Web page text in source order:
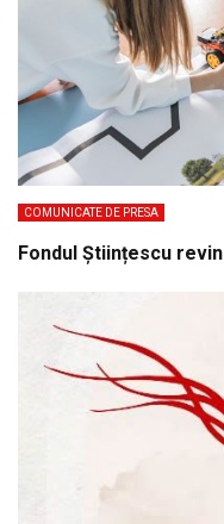
COMUNICATE DE PRESA
Fondul Științescu